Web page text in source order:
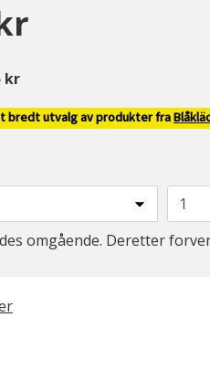
fra
kr
bredt utvalg av produkter fra
omgående. Deretter